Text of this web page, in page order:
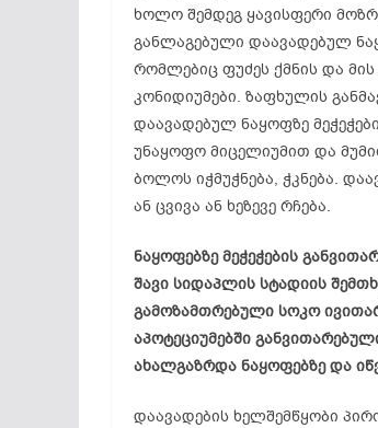
ხოლო შემდეგ ყავისფერი
განლაგებული დაავადებულ
რომლებიც ფუძეს ქმნის და
კონიდიუმები. ზაფხულის
დაავადებულ ნაყოფზე
უნაყოფო მიცელიუმით და
ბოლოს იჭმუჭნება, ჭკნება.
ან ცვივა ან ხეზევე რჩება.
ნაყოფებზე მეჭეჭების
შავი სიდაპლის სტადიის
გამოზამთრებული სოკო
აპოტეციუმებში
ახალგაზრდა ნაყოფებზე და
დაავადების ხელშემწყობი